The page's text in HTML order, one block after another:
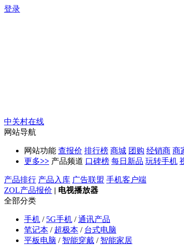
登录
中关村在线
网站导航
网站功能 查报价 排行榜 商城 团购 经销商 商
更多>> 产品频道 口碑榜 每日新品 玩转手机
产品排行 产品入库 广告联盟 手机客户端
ZOL产品报价 | 电视播放器
全部分类
手机 / 5G手机 /通讯产品
笔记本 / 超极本 / 台式电脑
平板电脑 / 智能穿戴 / 智能家居